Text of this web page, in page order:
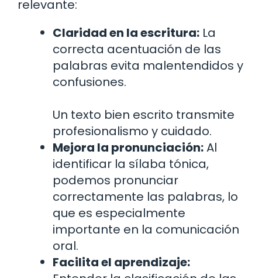
relevante:
Claridad en la escritura: La
correcta acentuación de las
palabras evita malentendidos y
confusiones.
Un texto bien escrito transmite
profesionalismo y cuidado.
Mejora la pronunciación:Al
identificar la sílaba tónica,
podemos pronunciar
correctamente las palabras, lo
que es especialmente
importante en la comunicación
oral.
Facilita el aprendizaje: